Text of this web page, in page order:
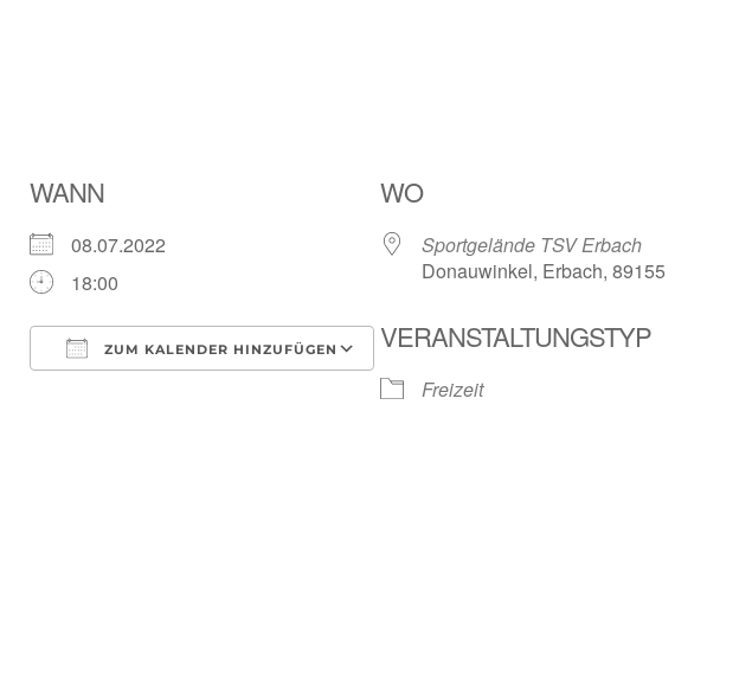
WANN
08.07.2022
18:00
ZUM KALENDER HINZUFÜGEN
Google Kalender
WO
Sportgelände TSV Erbach
Donauwinkel, Erbach, 89155
VERANSTALTUNGSTYP
Freizeit